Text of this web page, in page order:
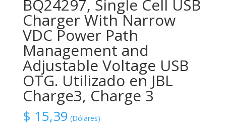
BQ24297, Single Cell USB
Charger With Narrow
VDC Power Path
Management and
Adjustable Voltage USB
OTG. Utilizado en JBL
Charge3, Charge 3
$ 15,39 (Dólares)